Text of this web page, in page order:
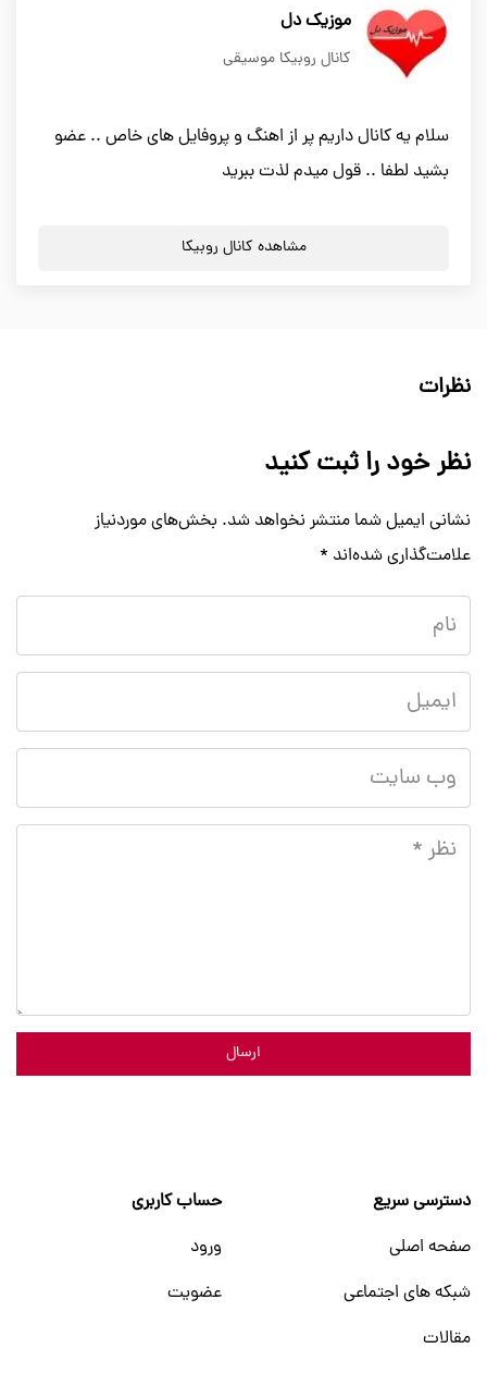
موزیک دل
کانال روبیکا موسیقی
سلام یه کانال داریم پر از اهنگ و پروفایل های خاص .. عضو
بشید لطفا .. قول میدم لذت ببرید
مشاهده کانال روبیکا
نظرات
نظر خود را ثبت کنید
نشانی ایمیل شما منتشر نخواهد شد. بخش‌های موردنیاز
علامت‌گذاری شده‌اند *
ارسال
دسترسی سریع
صفحه اصلی
شبکه های اجتماعی
مقالات
حساب کاربری
ورود
عضویت